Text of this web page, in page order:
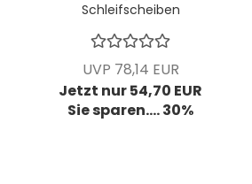
Schleifscheiben
K220, 1 VPE = 100
Stück
UVP 78,14 EUR
Jetzt nur 54,70 EUR
Sie sparen.... 30%